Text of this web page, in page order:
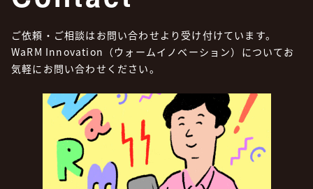
ご依頼・ご相談はお問い合わせより受け付けています。
WaRM Innovation（ウォームイノベーション）についてお
気軽にお問い合わせください。